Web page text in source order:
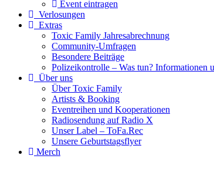
Event eintragen
Verlosungen
Extras
Toxic Family Jahresabrechnung
Community-Umfragen
Besondere Beiträge
Polizeikontrolle – Was tun? Informationen
Über uns
Über Toxic Family
Artists & Booking
Eventreihen und Kooperationen
Radiosendung auf Radio X
Unser Label – ToFa.Rec
Unsere Geburtstagsflyer
Merch